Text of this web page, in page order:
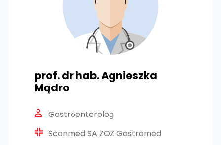
prof. dr hab. Agnieszka
Mądro
Gastroenterolog
Scanmed SA ZOZ Gastromed